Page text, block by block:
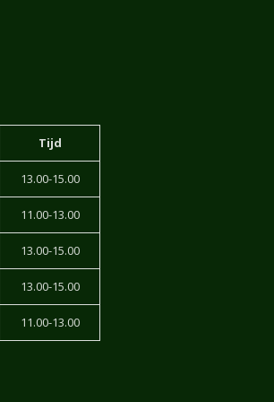
Tijd
13.00-15.00
11.00-13.00
13.00-15.00
13.00-15.00
11.00-13.00